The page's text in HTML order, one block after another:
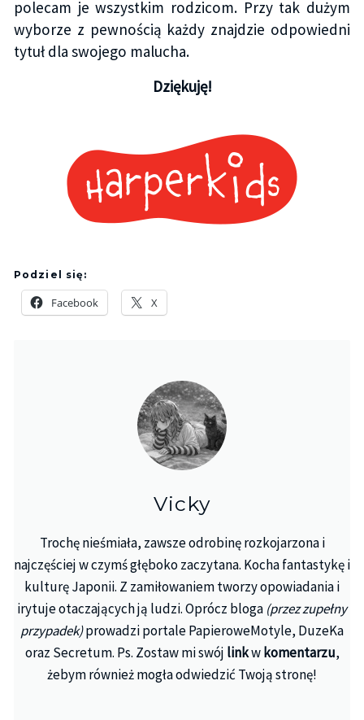
polecam je wszystkim rodzicom. Przy tak dużym
wyborze z pewnością każdy znajdzie odpowiedni
tytuł dla swojego malucha.
Dziękuję!
Podziel się:
Facebook X
Vicky
Trochę nieśmiała, zawsze odrobinę rozkojarzona i
najczęściej w czymś głęboko zaczytana. Kocha fantastykę i
kulturę Japonii. Z zamiłowaniem tworzy opowiadania i
irytuje otaczających ją ludzi. Oprócz bloga (przez zupełny
przypadek)prowadzi portale PapieroweMotyle, DuzeKa
oraz Secretum. Ps. Zostaw mi swój linkwkomentarzu,
żebym również mogła odwiedzić Twoją stronę!